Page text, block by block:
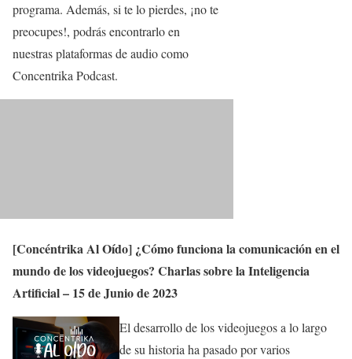
programa. Además, si te lo pierdes, ¡no te
preocupes!, podrás encontrarlo en
nuestras plataformas de audio como
Concentrika Podcast.
[Concéntrika Al Oído] ¿Cómo funciona la comunicación en el
mundo de los videojuegos? Charlas sobre la Inteligencia
Artificial – 15 de Junio de 2023
El desarrollo de los videojuegos a lo largo
de su historia ha pasado por varios